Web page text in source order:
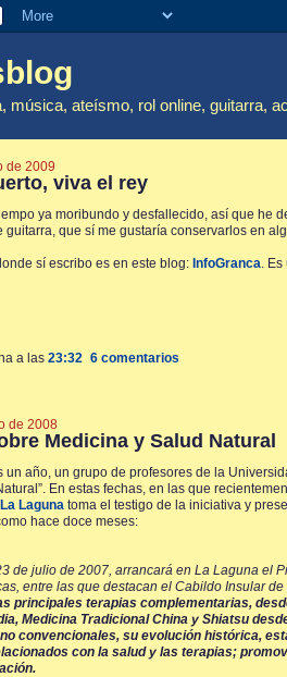
música, ateísmo, rol online, guitarra,
de 2009
viva el rey
ya moribundo y desfallecido, así que he
guitarra, que sí me gustaría conservarlos en
sí escribo es en este blog: InfoGranca .
a las23:32 6 comentarios
de 2008
Medicina y Salud Natural
un año, un grupo de profesores de la
En estas fechas, en las que
Laguna toma el testigo de la iniciativa y
hace doce meses:
de julio de 2007, arrancará en La Laguna el
entre las que destacan el Cabildo Insular
principales terapias complementarias,
Medicina Tradicional China y Shiatsu
convencionales, su evolución histórica,
con la salud y las terapias;